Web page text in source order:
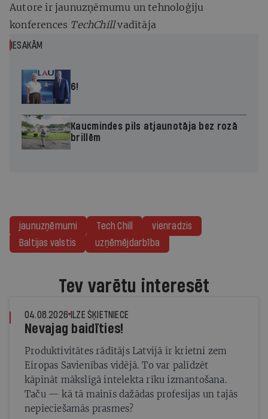
Autore ir jaunuzņēmumu un tehnoloģiju
konferences TechChillvadītāja
IESAKĀM
6!
Kaucmindes pils atjaunotāja bez rozā
brillēm
jaunuzņēmumi Tech Chill
vienradzis
Baltijas valstis
uzņēmējdarbība
Tev varētu interesēt
04.08.2026 ILZE ŠĶIETNIECE
Nevajag baidīties!
Produktivitātes rādītājs Latvijā ir krietni zem
Eiropas Savienības vidējā. To var palīdzēt
kāpināt mākslīgā intelekta rīku izmantošana.
Taču — kā tā mainīs dažādas profesijas un tajās
nepieciešamās prasmes?